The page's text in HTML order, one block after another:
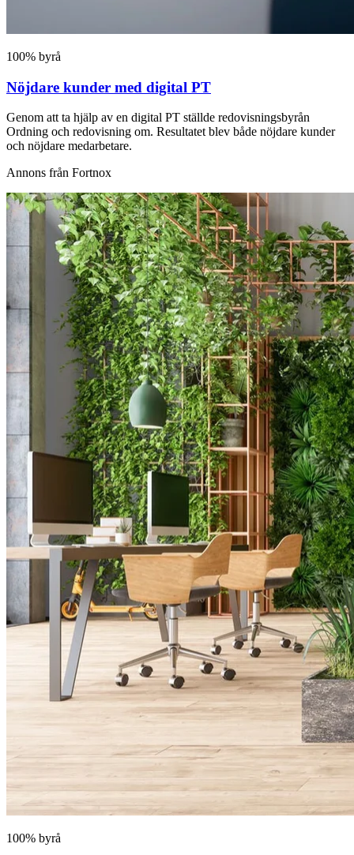
100% byrå
Nöjdare kunder med digital PT
Genom att ta hjälp av en digital PT ställde redovisningsbyrån
Ordning och redovisning om. Resultatet blev både nöjdare kunder
och nöjdare medarbetare.
Annons från Fortnox
100% byrå